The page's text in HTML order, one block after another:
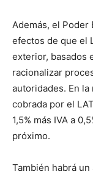
Además, el Poder
efectos de que el
exterior, basados
racionalizar
autoridades. En
cobrada por el
1,5% más IVA a
próximo.
También habrá